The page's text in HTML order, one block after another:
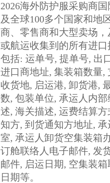
2026海外防护服采购商
及全球100多个国家和地
商、零售商和大型卖场
或航运收集到的所有进
包括: 运单号, 提单号, 出
进口商地址, 集装箱数量,
收货地, 启运港, 卸货港,
数, 包装单位, 承运人内
述, 海关描述, 运费结算
知方, 到货通知方地址,
室, 承运人卸货空集装箱
订舱联络人电子邮件, 发
邮件, 启运日期, 空集装
日期等。